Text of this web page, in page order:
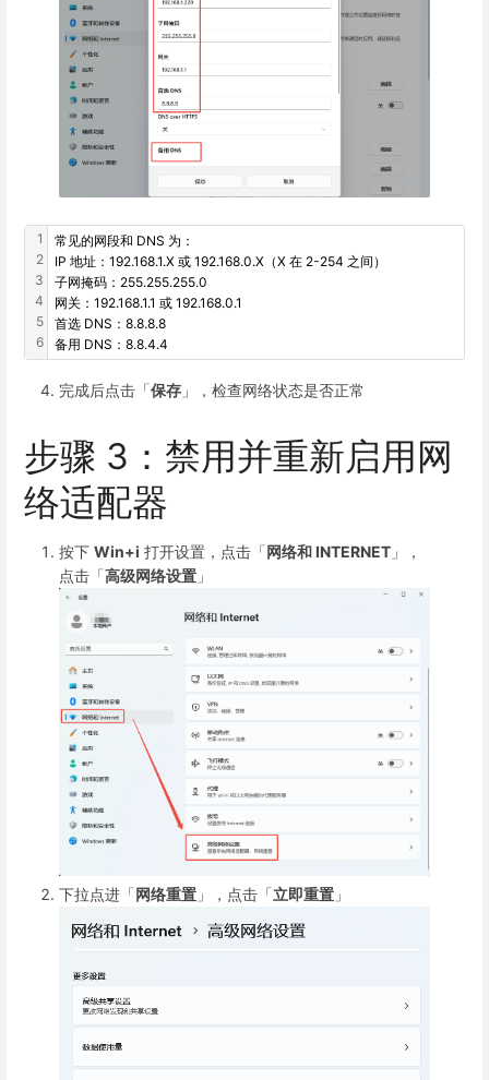
1
2
3
4
5
6
常见的网段和 DNS 为：
IP 地址：192.168.1.X 或 192.168.0.X（X 在 2-254 之间）
子网掩码：255.255.255.0
网关：192.168.1.1 或 192.168.0.1
首选 DNS：8.8.8.8
备用 DNS：8.8.4.4
完成后点击「保存 」，检查网络状态是否正常
步骤 3：禁用并重新启用网
络适配器
按下 Win+i 打开设置，点击「网络和 INTERNET 」，
点击「高级网络设置 」
下拉点进「网络重置 」，点击「立即重置 」